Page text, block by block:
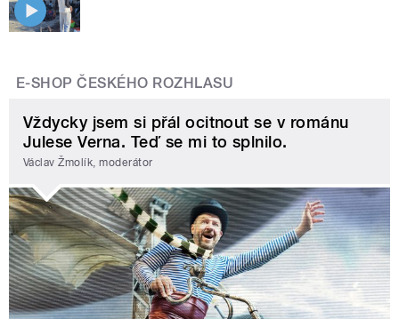
E-SHOP ČESKÉHO ROZHLASU
Vždycky jsem si přál ocitnout se v románu
Julese Verna. Teď se mi to splnilo.
Václav Žmolík, moderátor